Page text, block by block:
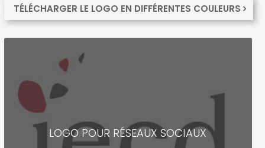
TÉLÉCHARGER LE LOGO EN DIFFÉRENTES COULEURS
LOGO POUR RÉSEAUX SOCIAUX